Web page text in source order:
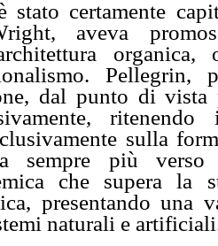
certamente
aveva
organica,
Pellegrin,
dal punto di vista
ritenendo
sulla
sempre più verso
che supera la
presentando una
naturali e